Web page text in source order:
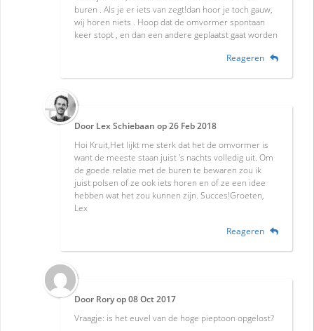
buren . Als je er iets van zegt!dan hoor je toch gauw,
wij horen niets . Hoop dat de omvormer spontaan
keer stopt , en dan een andere geplaatst gaat worden
Reageren
Door Lex Schiebaan op26 Feb 2018
Hoi Kruit,Het lijkt me sterk dat het de omvormer is
want de meeste staan juist 's nachts volledig uit. Om
de goede relatie met de buren te bewaren zou ik
juist polsen of ze ook iets horen en of ze een idee
hebben wat het zou kunnen zijn. Succes!Groeten,
Lex
Reageren
Door Roryop08 Oct 2017
Vraagje: is het euvel van de hoge pieptoon opgelost?